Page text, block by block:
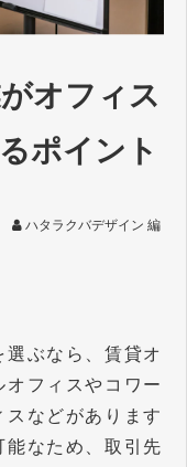
オフィス
ポイント
ハタラクバデザイン 編
ぶなら、賃貸オ
フィスやコワー
などがあります
能なため、取引先